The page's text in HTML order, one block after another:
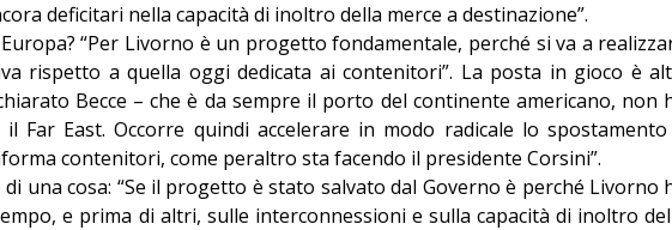
deficitari nella capacità di inoltro della merce a destinazione”.
“Per Livorno è un progetto fondamentale, perché si va a
rispetto a quella oggi dedicata ai contenitori”. La posta in gioco è
Becce – che è da sempre il porto del continente americano, non
il Far East. Occorre quindi accelerare in modo radicale lo
contenitori, come peraltro sta facendo il presidente Corsini”.
di una cosa: “Se il progetto è stato salvato dal Governo è perché Livorno
e prima di altri, sulle interconnessioni e sulla capacità di inoltro